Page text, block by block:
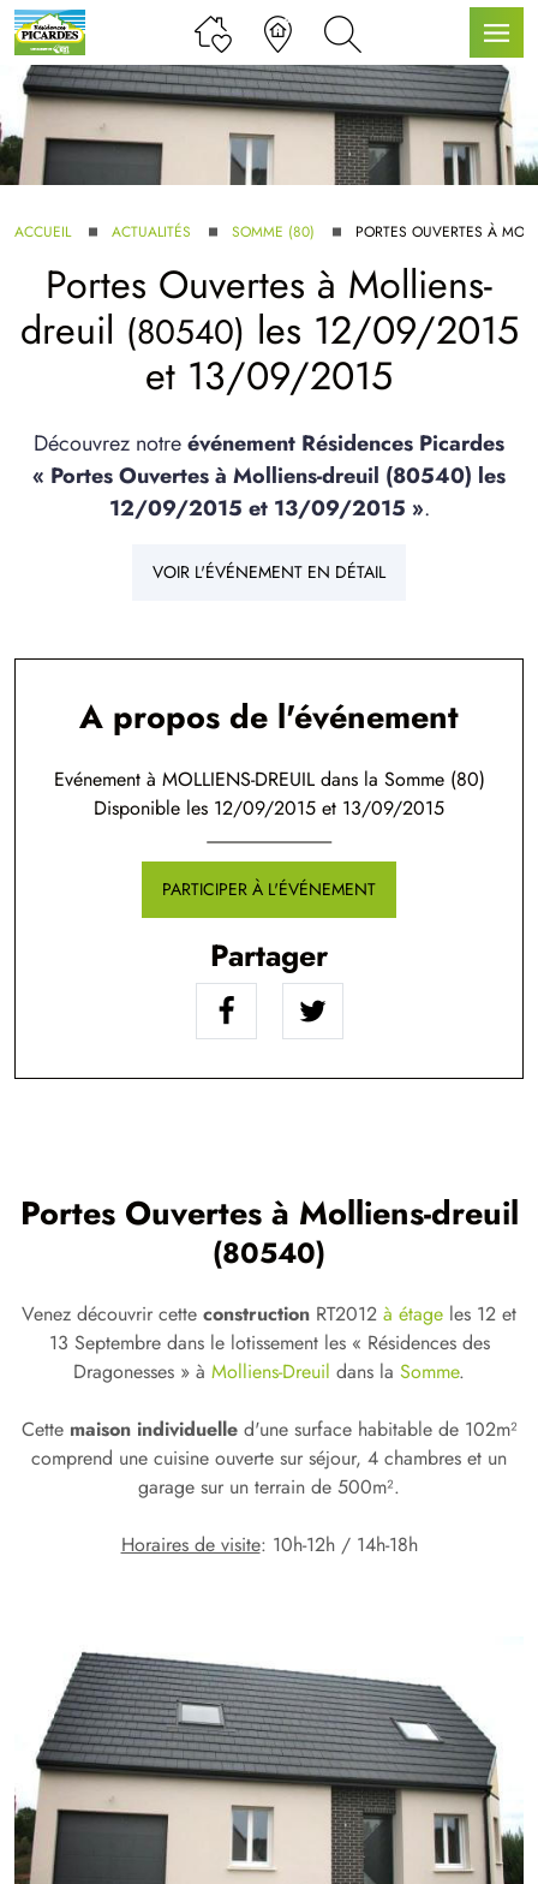
SERVICE BDL EXTENSION
ARTICLES
ACCUEIL ACTUALITÉS SOMME (80) PORTES OUVERTES À
Portes Ouvertes à Molliens-
dreuil (80540) les 12/09/2015
et 13/09/2015
Découvrez notreévénement Résidences Picardes
« Portes Ouvertes à Molliens-dreuil (80540) les
12/09/2015 et 13/09/2015 ».
VOIR L'ÉVÉNEMENT EN DÉTAIL
A propos de l'événement
Evénement à MOLLIENS-DREUIL dans la Somme (80)
Disponible les 12/09/2015 et 13/09/2015
PARTICIPER À L'ÉVÉNEMENT
Partager
Portes Ouvertes à Molliens-dreuil
(80540)
Venez découvrir cette construction RT2012 à étage les 12 et
13 Septembre dans le lotissement les « Résidences des
Dragonesses » à Molliens-Dreuil dans la Somme.
Cette maison individuelled'une surface habitable de 102m²
comprend une cuisine ouverte sur séjour, 4 chambres et un
garage sur un terrain de 500m².
Horaires de visite: 10h-12h / 14h-18h